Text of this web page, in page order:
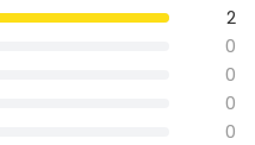
2
0
0
0
0